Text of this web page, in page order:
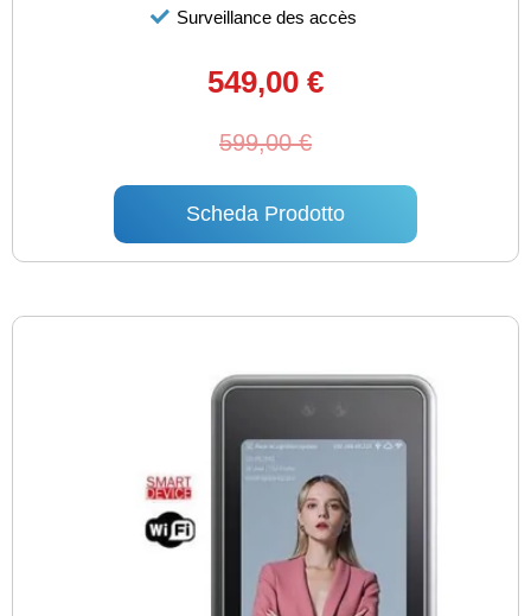
Surveillance des accès
549,00 €
599,00 €
Scheda Prodotto